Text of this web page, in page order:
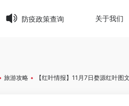
/www/wwwroot/645t.com/
防疫政策查询 关于我们
旅游攻略 • 【红叶情报】11月7日婺源红叶图